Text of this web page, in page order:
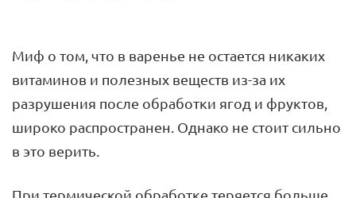
Миф о том, что в варенье не остается никаких
витаминов и полезных веществ из-за их
разрушения после обработки ягод и фруктов,
широко распространен. Однако не стоит сильно
в это верить.
При термической обработке теряется больше